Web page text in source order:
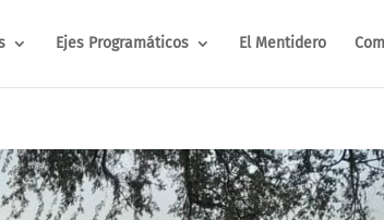
Ejes Programáticos El Mentidero